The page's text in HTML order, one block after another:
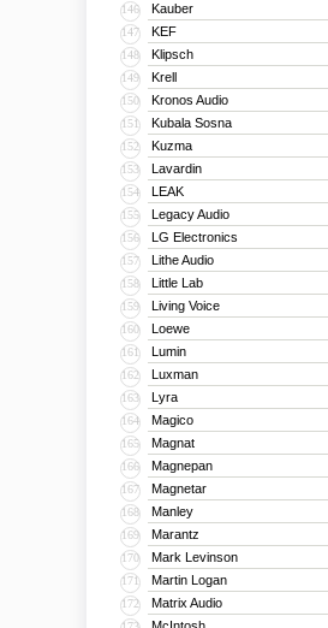
146 Kauber
147 KEF
148 Klipsch
149 Krell
150 Kronos Audio
151 Kubala Sosna
152 Kuzma
153 Lavardin
154 LEAK
155 Legacy Audio
156 LG Electronics
157 Lithe Audio
158 Little Lab
159 Living Voice
160 Loewe
161 Lumin
162 Luxman
163 Lyra
164 Magico
165 Magnat
166 Magnepan
167 Magnetar
168 Manley
169 Marantz
170 Mark Levinson
171 Martin Logan
172 Matrix Audio